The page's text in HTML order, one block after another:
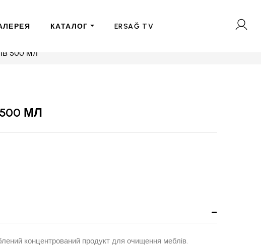
КАТАЛОГ ERSAĞ TV
500 МЛ
МЛ
концентрований продукт для очищення меблів.